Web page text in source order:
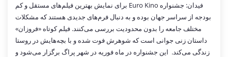
فیدان: جشنواره Euro Kino برای نمایش بهترین فیلم‌های مستقل و کم
بودجه از سراسر جهان بوده و به دنبال فرم‌های جدیدی هستند که مشکلات
مختلف جامعه را بدون محدودیت بررسی می‌کنند. فیلم کوتاه «فروزان»
داستان زنی جوانی است که شوهرش فوت شده و با بچه‌هایش در روستا
زندگی می‌کند. این جشنواره در ماه فوریه در شهر پراگ برگزار می‌شود و